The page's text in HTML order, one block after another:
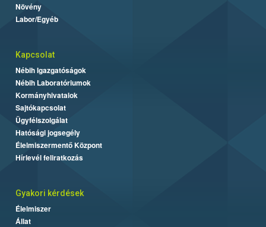
Növény
Labor/Egyéb
Kapcsolat
Nébih Igazgatóságok
Nébih Laboratóriumok
Kormányhivatalok
Sajtókapcsolat
Ügyfélszolgálat
Hatósági jogsegély
Élelmiszermentő Központ
Hírlevél feliratkozás
Gyakori kérdések
Élelmiszer
Állat